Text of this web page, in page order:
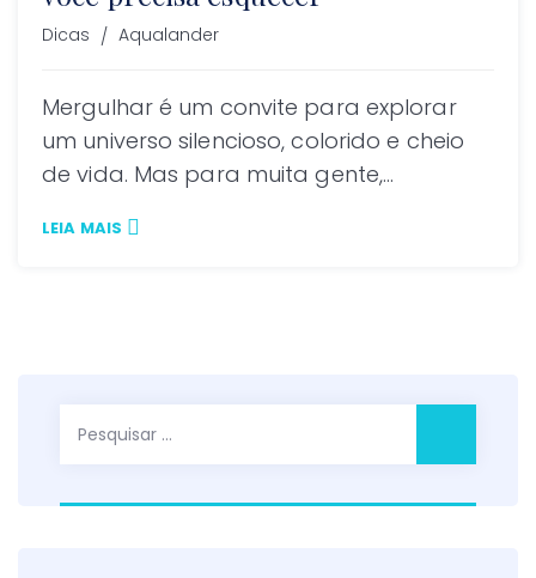
Dicas Author
Aqualander
Mergulhar é um convite para explorar
um universo silencioso, colorido e cheio
de vida. Mas para muita gente,...
LEIA MAIS
Pesquisar